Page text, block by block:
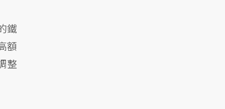
鐵
額
整